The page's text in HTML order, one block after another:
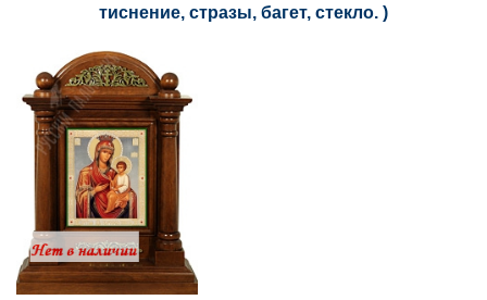
тиснение, стразы, багет, стекло. )